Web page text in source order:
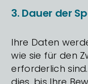
3. Dauer der
Ihre Daten
wie sie für den
erforderlich